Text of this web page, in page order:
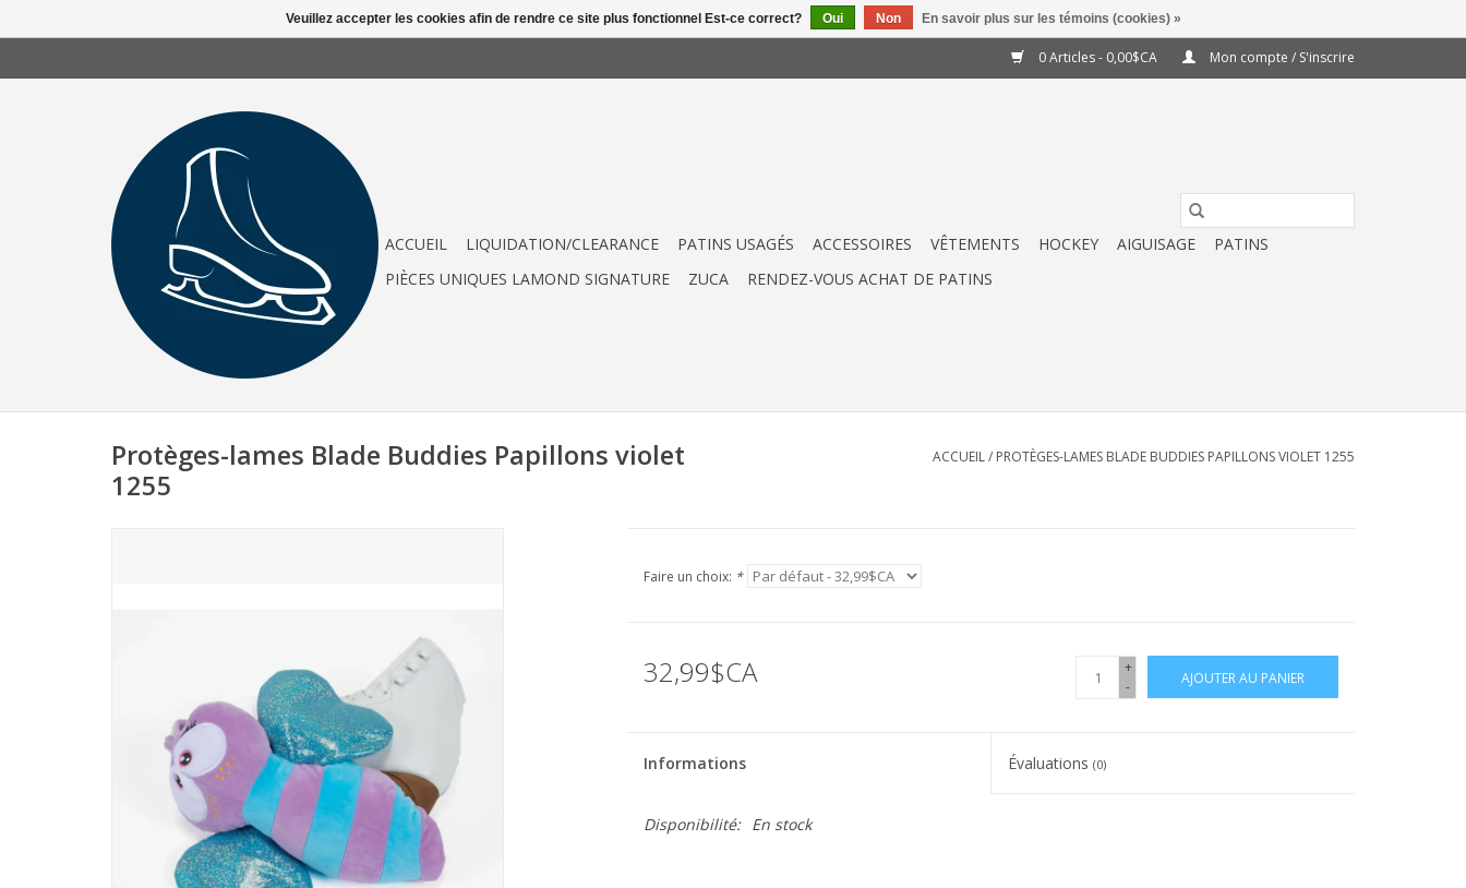
0 Articles - 0,00$CA Mon compte / S'inscrire
ACCUEIL LIQUIDATION/CLEARANCE PATINS USAGÉS ACCESSOIRES VÊTEMENTS HOCKEY AIGUISAGE
PATINS
PIÈCES UNIQUES LAMOND SIGNATURE
ZUCA RENDEZ-VOUS ACHAT DE PATINS
Protèges-lames Blade Buddies Papillons violet
1255
ACCUEIL/ PROTÈGES-LAMES BLADE BUDDIES PAPILLONS VIOLET 1255
Faire un choix: *
32,99$CA
+
-
AJOUTER AU PANIER
Informations Évaluations(0)
Disponibilité: En stock
Veuillez accepter les cookies afin de rendre ce site plus fonctionnel Est-ce correct? Oui Non En savoir plus sur les témoins (cookies) »